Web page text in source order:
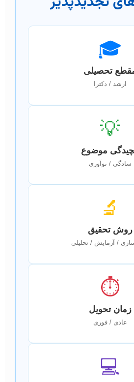
🎓
تحصیلی
ارشد / دکترا
💡
موضوع
سادگی / نوآوری
🔬
روش تحقیق
/ آزمایش / تحلیلی
⏱️
زمان تحویل
عادی / فوری
💻